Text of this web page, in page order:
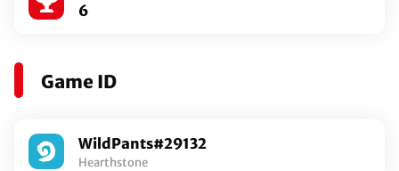
6
Game ID
WildPants#29132
Hearthstone